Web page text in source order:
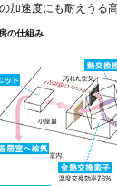
加速度にも耐えうる
の仕組み